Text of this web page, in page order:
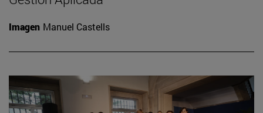
Imagen Manuel Castells